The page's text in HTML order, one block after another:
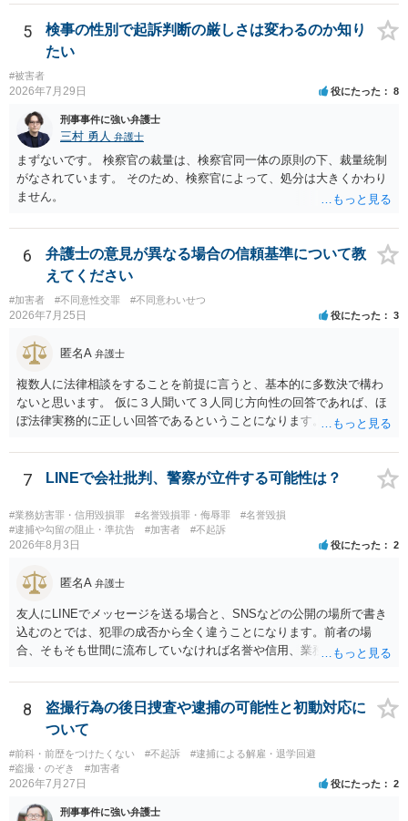
たり →やはり痴漢として疑われているのでは。 そもそも痴漢をやって
ないのであれば、何も疑われる筋合いは無いわけですし狼狽える必要
はないですね。
5
検事の性別で起訴判断の厳しさは変わるのか知り
たい
#被害者
2026年7月29日 役にたった 8
刑事事件に強い弁護士
三村 勇人 弁護士
まずないです。 検察官の裁量は、検察官同一体の原則の下、裁量統制
がなされています。 そのため、検察官によって、処分は大きくかわり
ません。
6
弁護士の意見が異なる場合の信頼基準について教
えてください
#加害者 #不同意性交罪 #不同意わいせつ
2026年7月25日 役にたった 3
匿名A 弁護士
複数人に法律相談をすることを前提に言うと、基本的に多数決で構わ
ないと思います。 仮に３人聞いて３人同じ方向性の回答であれば、ほ
ぼ法律実務的に正しい回答であるということになります。 ３人聞いて
２になった場合は、どちらも法律実務的にありえるということであ
り、３人の弁護士の中で、一番相性の良いいざというときに弁護を頼
みたい弁護士を決め、その弁護士の発言を信じるということになりま
す。 その３人の中で「逮捕されない」と断言した弁護士には基本的に
委任しないほうがよいと思われます。 そもそも意見が分かれるような
事案で、断言すること自体が不適切であるからです。 ただ、相談者が
の気持ちを理解した上で、「逮捕されてもすぐに（自ら）接見して、
士に予め費用の見積もりをしておいても良いかと思われます。
7 LINEで会社批判、警察が立件する可能性は？
#業務妨害罪・信用毀損罪 #名誉毀損罪・侮辱罪
#名誉毀損
#逮捕や勾留の阻止・準抗告
#加害者 #不起訴
2026年8月3日 役にたった 2
匿名A 弁護士
友人にLINEでメッセージを送る場合と、SNSなどの公開の場所で書き
込むのとでは、犯罪の成否から全く違うことになります。前者の場
合、そもそも世間に流布していなければ名誉や信用、業務にかかる犯
8
盗撮行為の後日捜査や逮捕の可能性と初動対応に
ついて
#前科・前歴をつけたくない #不起訴
#逮捕による解雇・退学回避
#盗撮・のぞき
#加害者
2026年7月27日 役にたった 2
刑事事件に強い弁護士